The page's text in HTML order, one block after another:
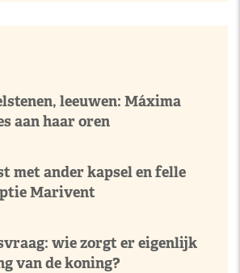
leeuwen: Máxima
aan haar oren
met ander kapsel en felle
Marivent
wie zorgt er eigenlijk
van de koning?